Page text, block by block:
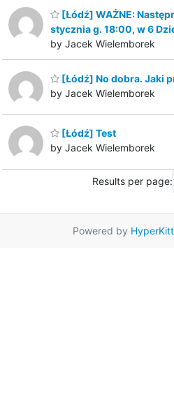
[Łódź] WAŻNE:
stycznia g. 18:00, w 6
by Jacek Wielemborek
[Łódź] No dobra. Jaki
by Jacek Wielemborek
[Łódź] Test
by Jacek Wielemborek
Results per page:
Powered by